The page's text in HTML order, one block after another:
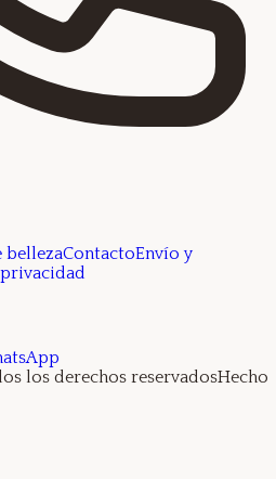
bellezaContactoEnvío y
los derechos reservadosHecho